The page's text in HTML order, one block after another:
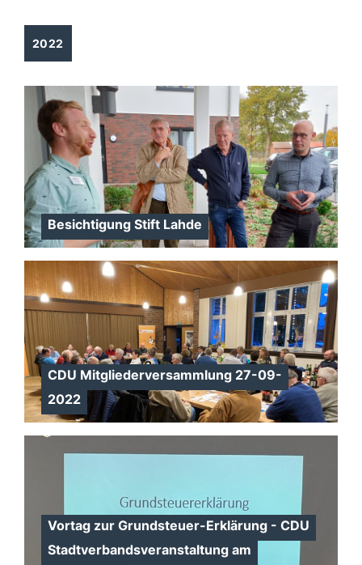
2022
Besichtigung Stift Lahde
CDU Mitgliederversammlung 27-09-
2022
Vortag zur Grundsteuer-Erklärung - CDU
Stadtverbandsveranstaltung am